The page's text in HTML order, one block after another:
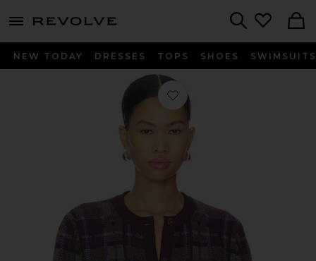
menu - shows more content
NEW TODAY DRESSES TOPS SHOES SWIMSUITS
Favorito CÁRDIGAN